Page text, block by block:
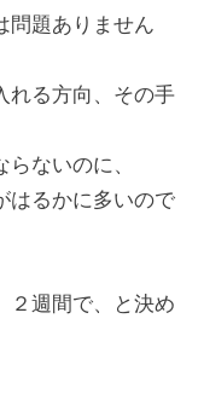
問題ありません
れる方向、その手
ないのに、
はるかに多いので
２週間で、と決め